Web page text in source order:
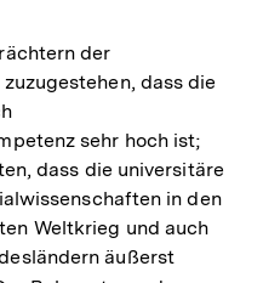
der
dass die
sehr hoch ist;
dass die universitäre
in den
Weltkrieg und auch
äußerst